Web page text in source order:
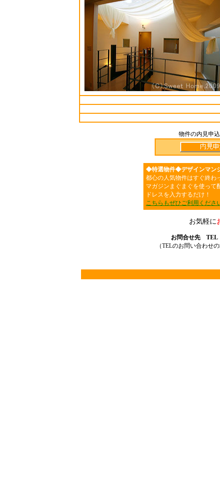
物件の内見申
◆特選物件◆デザインマン
都心の人気物件はすぐ終わ
マガジンまぐまぐを使って
ドレスを入力するだけ！
こちらもぜひご利用くださ
お気軽に
お問合せ先 TEL
（TELのお問い合わせ